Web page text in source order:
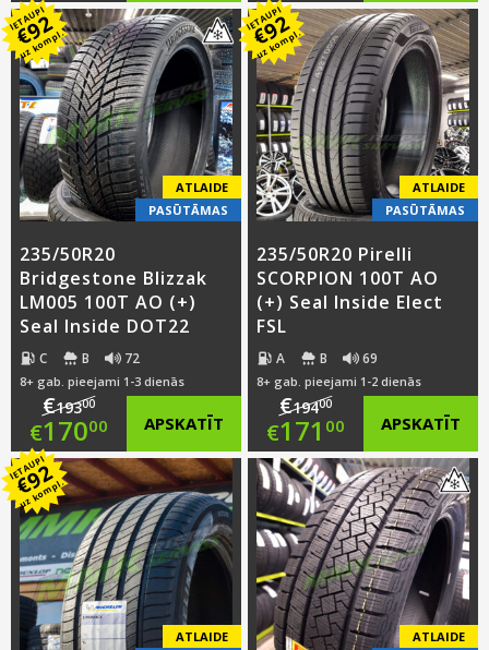
price
was:
€190.00.
Current
price
is:
€167.00.
price
was:
€191.00.
Current
price
is:
€168.00.
IETAUPI
€92
uz kompl.
ATLAIDE
PASŪTĀMAS
235/50R20
Bridgestone Blizzak
LM005 100T AO (+)
Seal Inside DOT22
C B 72
8+ gab. pieejami 1-3 dienās
€19300
Original
price
was:
€193.00.
€17000
Current
price
is:
€170.00.
APSKATĪT
IETAUPI
€92
uz kompl.
ATLAIDE
PASŪTĀMAS
235/50R20 Pirelli
SCORPION 100T AO
(+) Seal Inside Elect
FSL
A B 69
8+ gab. pieejami 1-2 dienās
€19400
Original
price
was:
€194.00.
€171 00
Current
price
is:
€171.00.
APSKATĪT
IETAUPI
€92
uz kompl.
ATLAIDE ATLAIDE